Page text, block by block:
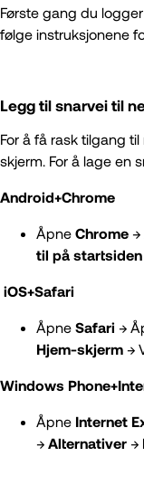
Første gang du
følge instruksjonene
Legg til snarvei til
For å få rask tilgang
skjerm. For å lage en
Android+Chrome
Åpne Chrome →
til på startsiden
iOS+Safari
Åpne Safari →
Hjem-skjerm →
Windows
Åpne Internet
→ Alternativer →